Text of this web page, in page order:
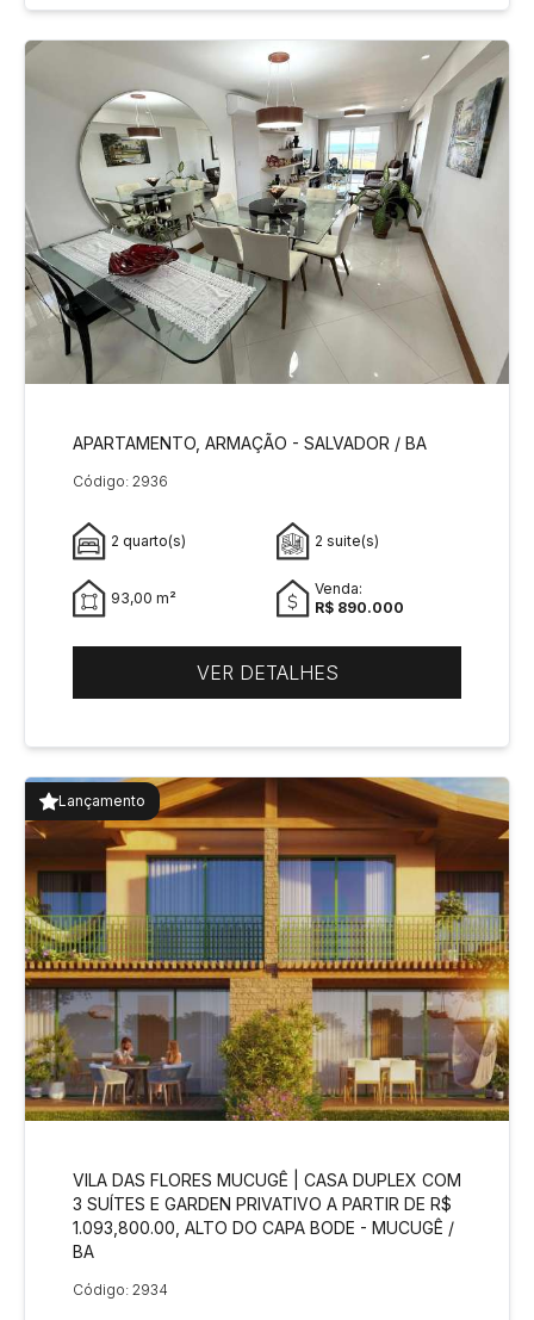
APARTAMENTO, ARMAÇÃO - SALVADOR / BA
Código: 2936
2 quarto(s) 2 suite(s)
93,00 m²
Venda:
R$ 890.000
VER DETALHES
Lançamento
VILA DAS FLORES MUCUGÊ | CASA DUPLEX COM
3 SUÍTES E GARDEN PRIVATIVO A PARTIR DE R$
1.093,800.00, ALTO DO CAPA BODE - MUCUGÊ /
BA
Código: 2934